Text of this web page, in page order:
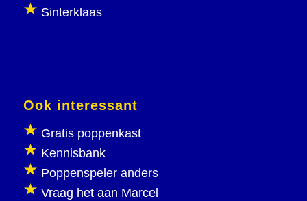
Sinterklaas
Ook interessant
Gratis poppenkast
Kennisbank
Poppenspeler anders
Vraag het aan Marcel